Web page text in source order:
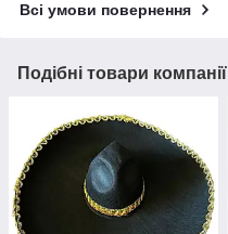
Всі умови повернення
Подібні товари компанії